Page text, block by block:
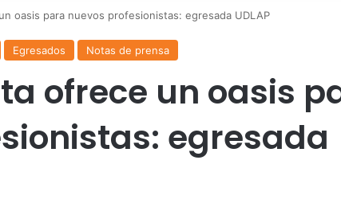
oasis para nuevos profesionistas: egresada UDLAP
Egresados Notas de prensa
ofrece un oasis
egresada